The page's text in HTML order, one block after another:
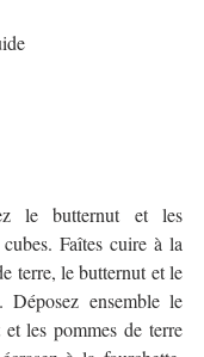
le butternut et les
Faîtes cuire à la
terre, le butternut et le
Déposez ensemble le
les pommes de terre